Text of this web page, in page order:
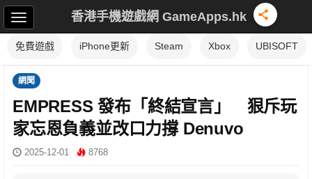
香港手機遊戲網 GameApps.hk
免費遊戲 iPhone更新 Steam Xbox UBISOFT
網聞
EMPRESS 發布「終結宣言」 狠斥玩
家忘恩負義並改口力撐 Denuvo
2025-12-01 8768